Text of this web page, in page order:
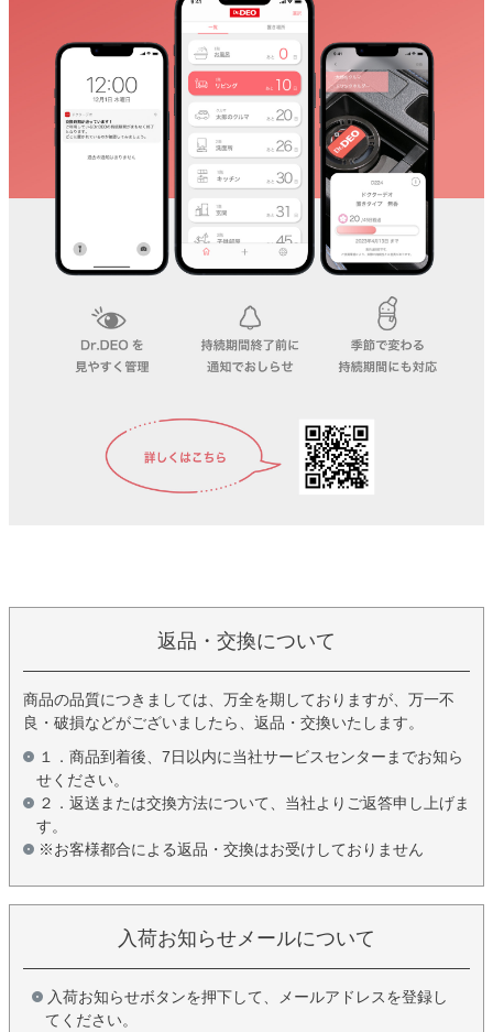
返品・交換について
商品の品質につきましては、万全を期しておりますが、万一不
良・破損などがございましたら、返品・交換いたします。
１．商品到着後、7日以内に当社サービスセンターまでお知ら
せください。
２．返送または交換方法について、当社よりご返答申し上げま
す。
※お客様都合による返品・交換はお受けしておりません
入荷お知らせメールについて
入荷お知らせボタンを押下して、メールアドレスを登録し
てください。